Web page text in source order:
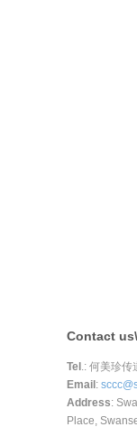
Contact
Tel.: 何美珍
Email:
Address:
Place,